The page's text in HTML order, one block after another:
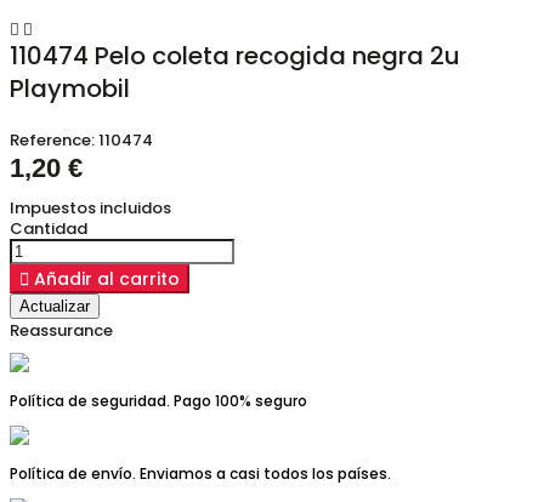
 
110474 Pelo coleta recogida negra 2u
Playmobil
Reference:110474
1,20 €
Impuestos incluidos
Cantidad
 Añadir al carrito
Reassurance
Política de seguridad. Pago 100% seguro
Política de envío. Enviamos a casi todos los países.